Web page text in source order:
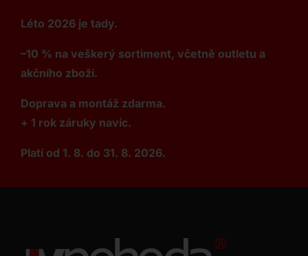
Léto 2026 je tady.
–10 % na veškerý sortiment, včetně outletu a
akčního zboží.
Doprava a montáž zdarma.
+ 1 rok záruky navíc.
Platí od 1. 8. do 31. 8. 2026.